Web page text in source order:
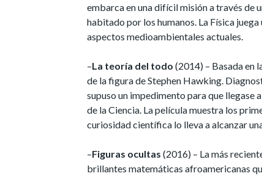
embarca en una difícil misión a través de
habitado por los humanos. La Física
aspectos medioambientales actuales.
–La teoría del todo (2014) – Basada en
de la figura de Stephen Hawking.
supuso un impedimento para que llegase
de la Ciencia. La película muestra los
curiosidad científica lo lleva a alcanzar
–Figuras ocultas (2016) – La más
brillantes matemáticas afroamericanas